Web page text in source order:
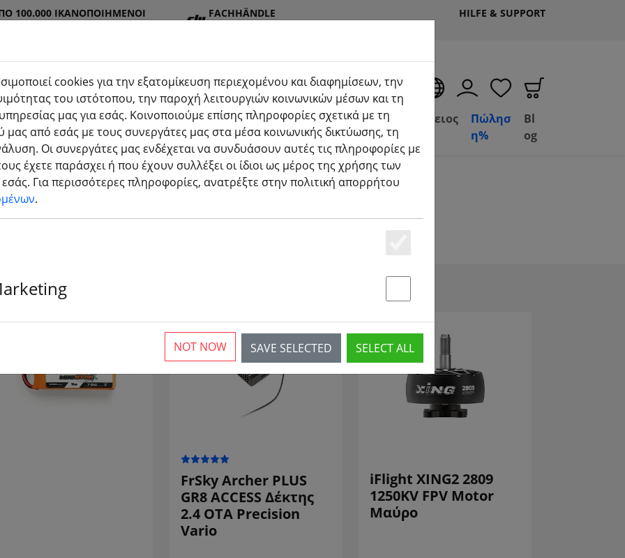
100.000 ΙΚΑΝΟΠΟΙΗΜΈΝΟΙ
FACHHÄNDLE
HILFE & SUPPORT
Μπατα
ρίες
Προπ
έλα
Αξεσο
υάρ
τρισδιάστατη
εκτύπωση
Deal
Depot
Βασίλειος
Πώλησ
η%(aktuelle Seite)
Bl
og
μειωμένα έως και 70%!
ΜΕΙΩΜΈΝΟΣ!
FrSky Archer PLUS
GR8 ACCESS Δέκτης
2.4 OTA Precision
Vario
iFlight XING2 2809
1250KV FPV Motor
Μαύρο
cookies για την εξατομίκευση περιεχομένου και διαφημίσεων, την
του ιστότοπου, την παροχή λειτουργιών κοινωνικών μέσων και τη
μας για εσάς. Κοινοποιούμε επίσης πληροφορίες σχετικά με τη
από εσάς με τους συνεργάτες μας στα μέσα κοινωνικής δικτύωσης, τη
Οι συνεργάτες μας ενδέχεται να συνδυάσουν αυτές τις πληροφορίες με
έχετε παράσχει ή που έχουν συλλέξει οι ίδιοι ως μέρος της χρήσης των
Για περισσότερες πληροφορίες, ανατρέξτε στην πολιτική απορρήτου
.
SAVE SELECTED SELECT ALL
NOT NOW